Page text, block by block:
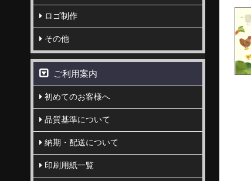
ロゴ制作
その他
ご利用案内
初めてのお客様へ
品質基準について
納期・配送について
印刷用紙一覧